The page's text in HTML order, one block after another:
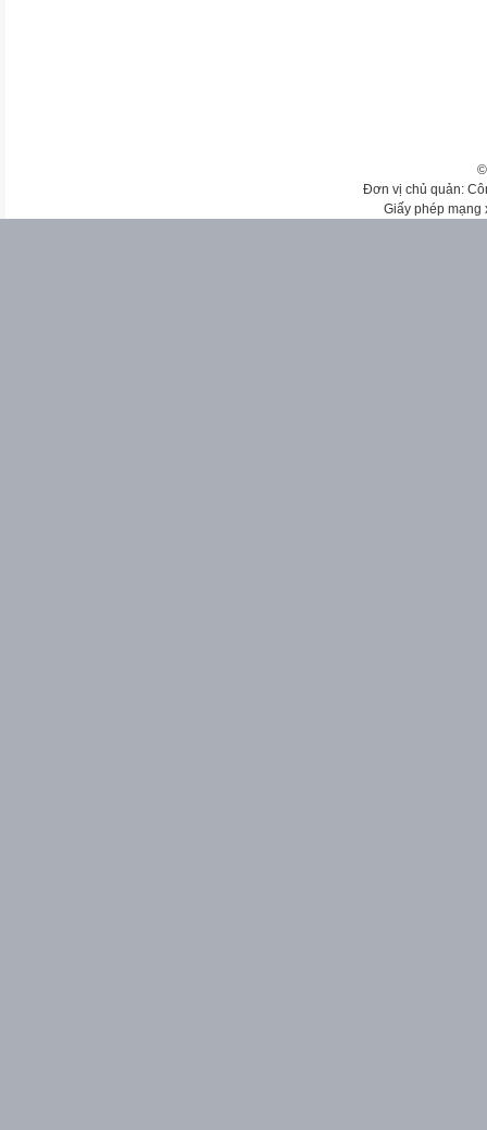
Đơn vị chủ quản:
Giấy phép mạng